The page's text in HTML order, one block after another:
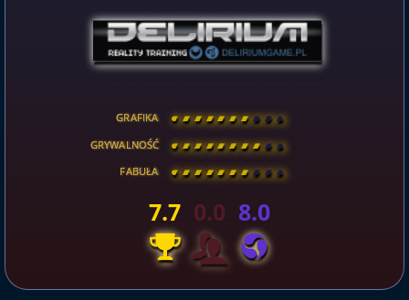
GRAFIKA [ \ \ \ \ \ \ \ \ ]
GRYWALNOŚĆ [ \ \ \ \ \ \ \ \ ]
FABUŁA [ \ \ \ \ \ \ \ \ ]
7.7 0.0 8.0